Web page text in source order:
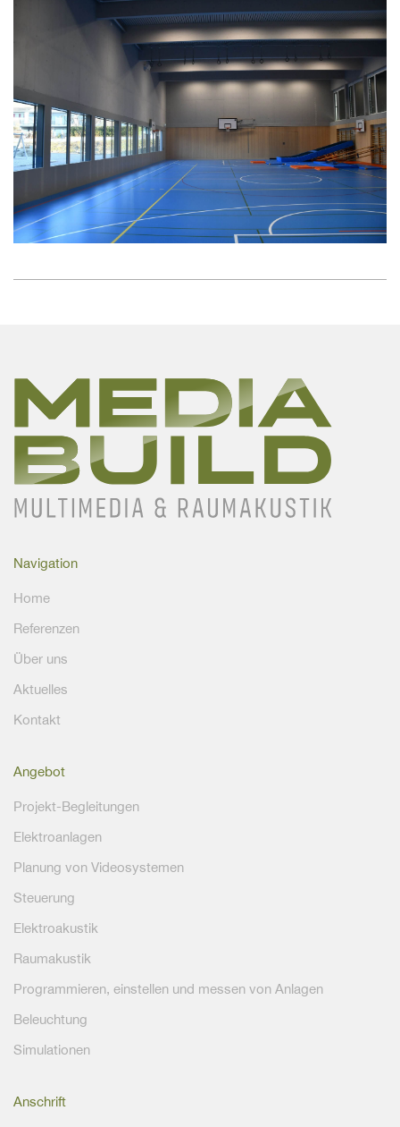
Navigation
Home
Referenzen
Über uns
Aktuelles
Kontakt
Angebot
Projekt-Begleitungen
Elektroanlagen
Planung von Videosystemen
Steuerung
Elektroakustik
Raumakustik
Programmieren, einstellen und messen von Anlagen
Beleuchtung
Simulationen
Anschrift